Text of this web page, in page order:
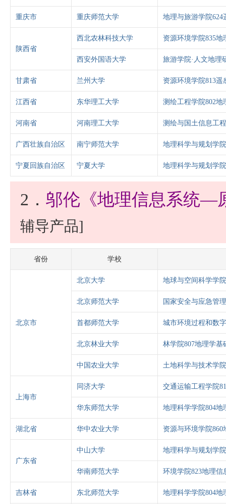
重庆市 重庆师范大学 地理与旅游学院
陕西省
西北农林科技大学 资源环境学院835地
西安外国语大学 旅游学院·人文地理
甘肃省 兰州大学 资源环境学院813
江西省 东华理工大学 测绘工程学院802地
河南省 河南理工大学 测绘与国土信息工
广西壮族自治区 南宁师范大学 地理科学与规划学
宁夏回族自治区 宁夏大学 地理科学与规划学
2． 邬伦《地理信息系统—
辅导产品]
省份 学校
北京市
北京大学 地球与空间科学学
北京师范大学 国家安全与应急管
首都师范大学 城市环境过程和数
北京林业大学 林学院807地理学基
中国农业大学 土地科学与技术学
上海市
同济大学 交通运输工程学院
华东师范大学 地理科学学院804
湖北省 华中农业大学 资源与环境学院
广东省
中山大学 地理科学与规划学
华南师范大学 环境学院823地理信
吉林省 东北师范大学 地理科学学院804地